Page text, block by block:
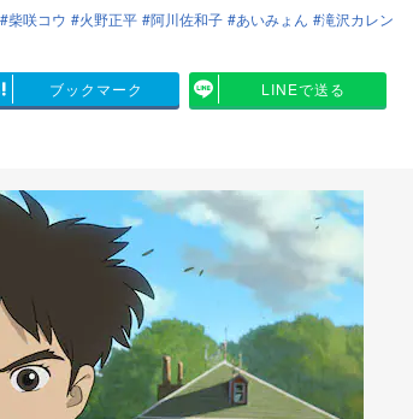
柴咲コウ 火野正平 阿川佐和子 あいみょん
滝沢カレン
ブックマーク LINEで送る